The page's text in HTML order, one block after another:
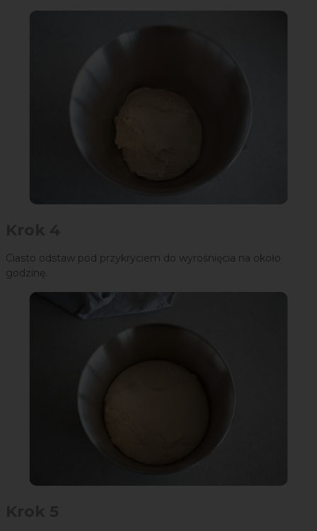
Ciasto odstaw pod przykryciem do wyrośnięcia na około
godzinę.